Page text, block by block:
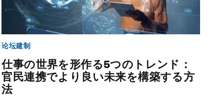
论坛建制
仕事の世界を形作る5つのトレンド：
官民連携でより良い未来を構築する方
法